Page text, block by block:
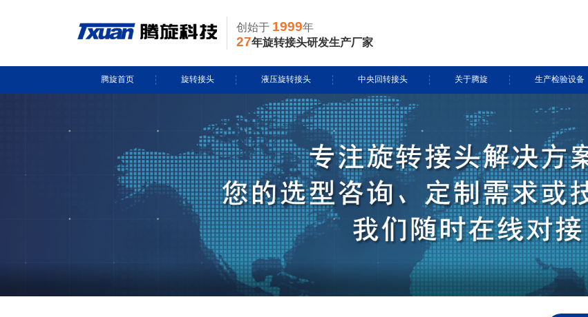
创始于 1999年
27年旋转接头研发生产厂家
腾旋首页 旋转接头
水用旋转接头
导热油旋转接头
蒸汽旋转接头
气用旋转接头
切削液旋转接头
液压旋转接头
风电液压滑环
多通路旋转接头定制
关节接头
中央回转接头
挖掘机旋转接头
履带吊旋转接头
盾构机旋转接头
消防车旋转接头
起重机旋转接头
关于腾旋
资质证书
专利证书
腾旋风采
生产检验设备
生产设备
检测设备